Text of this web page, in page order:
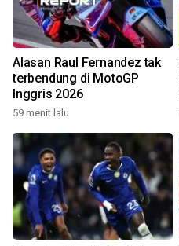
Alasan Raul Fernandez tak
terbendung di MotoGP
Inggris 2026
59 menit lalu